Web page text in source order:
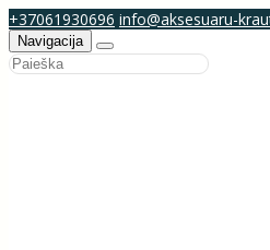
+37061930696 info@aksesuaru-
Navigacija